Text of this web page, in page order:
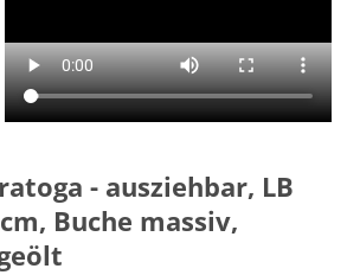
- ausziehbar, LB
Buche massiv,